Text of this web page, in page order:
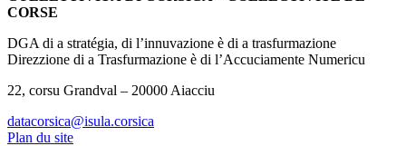
CORSE
DGA di a stratégia, di l’innuvazione è di a trasfurmazione
Direzzione di a Trasfurmazione è di l’Accuciamente Numericu
22, corsu Grandval – 20000 Aiacciu
datacorsica@isula.corsica
Plan du site